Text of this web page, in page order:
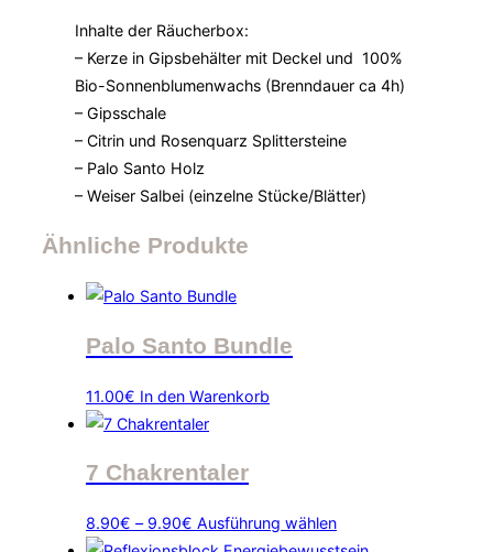
Inhalte der Räucherbox:
– Kerze in Gipsbehälter mit Deckel und 100%
Bio-Sonnenblumenwachs (Brenndauer ca 4h)
– Gipsschale
– Citrin und Rosenquarz Splittersteine
– Palo Santo Holz
– Weiser Salbei (einzelne Stücke/Blätter)
Ähnliche Produkte
Palo Santo Bundle
11.00€ In den Warenkorb
7 Chakrentaler
8.90€ – 9.90€ Preisspanne:
Ausführung wählenDieses